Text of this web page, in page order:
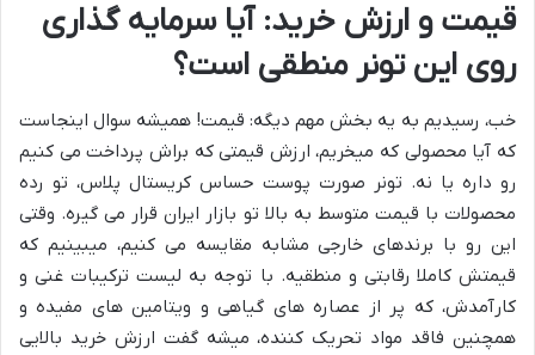
قیمت و ارزش خرید: آیا سرمایه گذاری
روی این تونر منطقی است؟
خب، رسیدیم به یه بخش مهم دیگه: قیمت! همیشه سوال اینجاست
که آیا محصولی که میخریم، ارزش قیمتی که براش پرداخت می کنیم
رو داره یا نه. تونر صورت پوست حساس کریستال پلاس، تو رده
محصولات با قیمت متوسط به بالا تو بازار ایران قرار می گیره. وقتی
این رو با برندهای خارجی مشابه مقایسه می کنیم، میبینیم که
قیمتش کاملا رقابتی و منطقیه. با توجه به لیست ترکیبات غنی و
کارآمدش، که پر از عصاره های گیاهی و ویتامین های مفیده و
همچنین فاقد مواد تحریک کننده، میشه گفت ارزش خرید بالایی